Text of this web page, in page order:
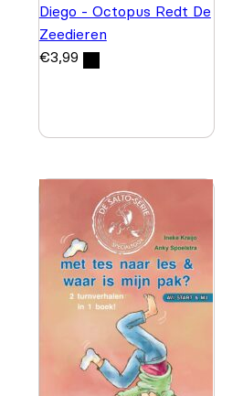
Diego - Octopus Redt De
Zeedieren
€3,99